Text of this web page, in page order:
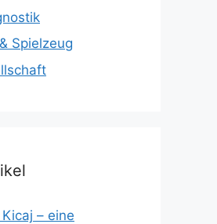
Spielzeug
– eine